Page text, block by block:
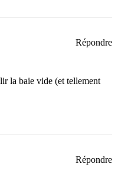
la baie vide (et tellement
Répondre
Répondre